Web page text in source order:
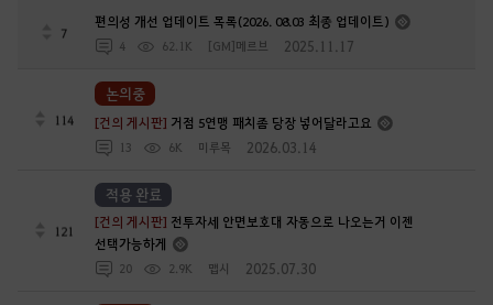
7
편의성 개선 업데이트 목록(2026. 08.03 최종 업데이트)
4 62.1K [GM]메르브 2025.11.17
114 [건의 게시판] 거점 5연맹 패치좀 당장 넣어달라고요
13 6K 미루목 2026.03.14
논의중
121
[건의 게시판] 전투자세 안면보호대 자동으로 나오는거 이젠
선택가능하게
20 2.9K 맵시 2025.07.30
적용 완료